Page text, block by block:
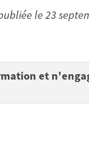
le 23
et